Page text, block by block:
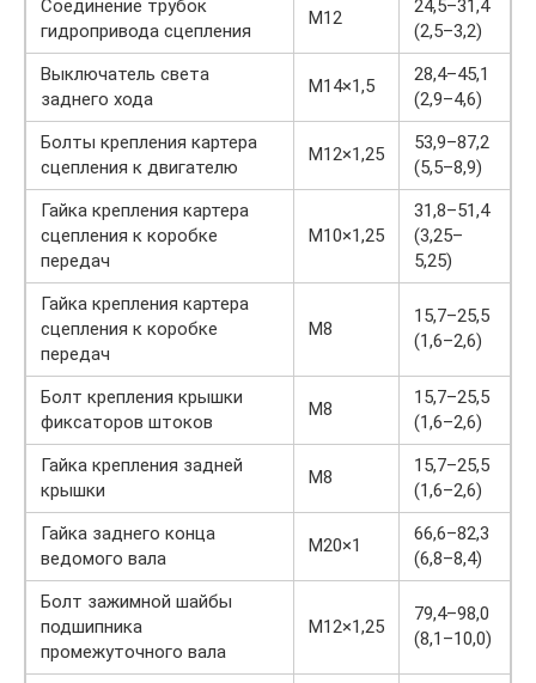
Соединение трубок
гидропривода сцепления
М12
24,5–31,4
(2,5–3,2)
Выключатель света
заднего хода
М14×1,5
28,4–45,1
(2,9–4,6)
Болты крепления картера
сцепления к двигателю
М12×1,25
53,9–87,2
(5,5–8,9)
Гайка крепления картера
сцепления к коробке
передач
М10×1,25
31,8–51,4
(3,25–
5,25)
Гайка крепления картера
сцепления к коробке
передач
М8
15,7–25,5
(1,6–2,6)
Болт крепления крышки
фиксаторов штоков
М8
15,7–25,5
(1,6–2,6)
Гайка крепления задней
крышки
М8
15,7–25,5
(1,6–2,6)
Гайка заднего конца
ведомого вала
М20×1
66,6–82,3
(6,8–8,4)
Болт зажимной шайбы
подшипника
промежуточного вала
М12×1,25
79,4–98,0
(8,1–10,0)